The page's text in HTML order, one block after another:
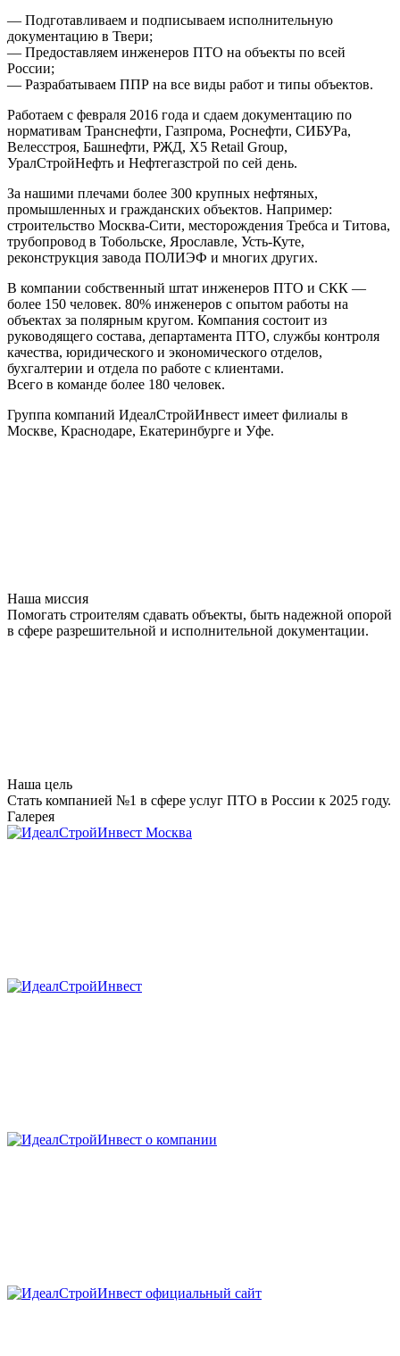
— Подготавливаем и подписываем исполнительную
документацию в Твери;
— Предоставляем инженеров ПТО на объекты по всей
России;
— Разрабатываем ППР на все виды работ и типы объектов.
Работаем с февраля 2016 года и сдаем документацию по
нормативам Транснефти, Газпрома, Роснефти, СИБУРа,
Велесстроя, Башнефти, РЖД, X5 Retail Group,
УралСтройНефть и Нефтегазстрой по сей день.
За нашими плечами более 300 крупных нефтяных,
промышленных и гражданских объектов. Например:
строительство Москва-Сити, месторождения Требса и Титова,
трубопровод в Тобольске, Ярославле, Усть-Куте,
реконструкция завода ПОЛИЭФ и многих других.
В компании собственный штат инженеров ПТО и СКК —
более 150 человек. 80% инженеров с опытом работы на
объектах за полярным кругом. Компания состоит из
руководящего состава, департамента ПТО, службы контроля
качества, юридического и экономического отделов,
бухгалтерии и отдела по работе с клиентами.
Всего в команде более 180 человек.
Группа компаний ИдеалСтройИнвест имеет филиалы в
Москве, Краснодаре, Екатеринбурге и Уфе.
Наша миссия
Помогать строителям сдавать объекты, быть надежной опорой
в сфере разрешительной и исполнительной документации.
Наша цель
Стать компанией №1 в сфере услуг ПТО в России к 2025 году.
Галерея